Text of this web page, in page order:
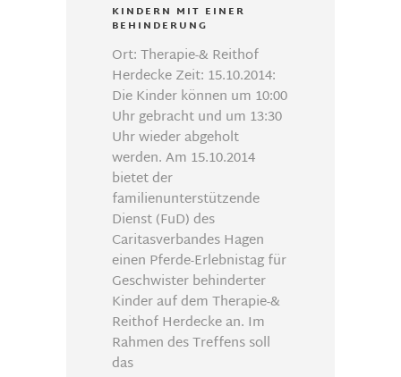
KINDERN MIT EINER
BEHINDERUNG
Ort: Therapie-& Reithof
Herdecke Zeit: 15.10.2014:
Die Kinder können um 10:00
Uhr gebracht und um 13:30
Uhr wieder abgeholt
werden. Am 15.10.2014
bietet der
familienunterstützende
Dienst (FuD) des
Caritasverbandes Hagen
einen Pferde-Erlebnistag für
Geschwister behinderter
Kinder auf dem Therapie-&
Reithof Herdecke an. Im
Rahmen des Treffens soll
das